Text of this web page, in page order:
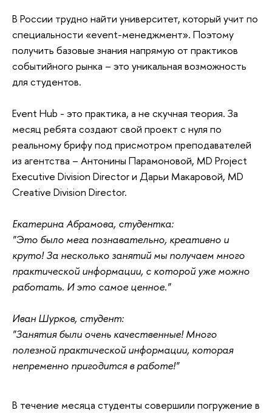
В России трудно найти университет, который учит по
специальности «event-менеджмент». Поэтому
получить базовые знания напрямую от практиков
событийного рынка – это уникальная возможность
для студентов.
Event Hub - это практика, а не скучная теория. За
месяц ребята создают свой проект с нуля по
реальному брифу под присмотром преподавателей
из агентства – Антонины Парамоновой, MD Project
Executive Division Director и Дарьи Макаровой, MD
Creative Division Director.
Екатерина Абрамова, студентка:
"Это было мега познавательно, креативно и
круто! За несколько занятий мы получаем много
практической информации, с которой уже можно
работать. И это самое ценное."
Иван Шурков, студент:
"Занятия были очень качественные! Много
полезной практической информации, которая
непременно пригодится в работе!"
В течение месяца студенты совершили погружение в